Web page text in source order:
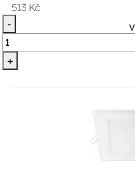
513 Kč
-
+